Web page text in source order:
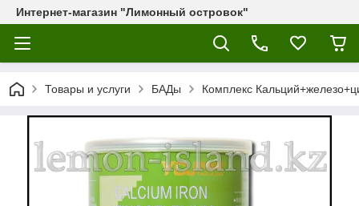
Интернет-магазин "Лимонный островок"
Товары и услуги БАДы Комплекс